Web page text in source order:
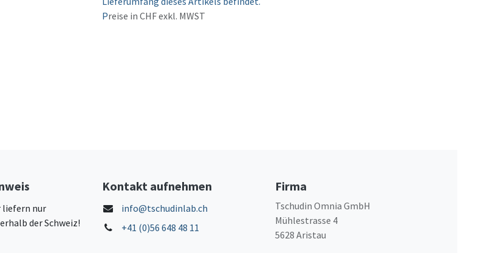
Preise in CHF exkl. MWST
liefern nur
der Schweiz!
Kontakt aufnehmen
info@tschudinlab.ch
+41 (0)56 648 48 11
Firma
Tschudin Omnia GmbH
Mühlestrasse 4
5628 Aristau